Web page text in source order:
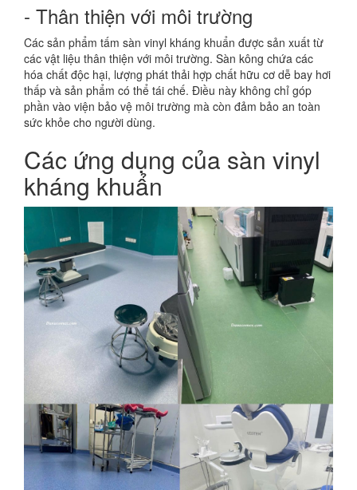
- Thân thiện với môi trường
Các sản phẩm tấm sàn vinyl kháng khuẩn được sản xuất từ
các vật liệu thân thiện với môi trường. Sàn kông chứa các
hóa chất độc hại, lượng phát thải hợp chất hữu cơ dễ bay hơi
thấp và sản phẩm có thể tái chế. Điều này không chỉ góp
phần vào viện bảo vệ môi trường mà còn đảm bảo an toàn
sức khỏe cho người dùng.
Các ứng dụng của sàn vinyl
kháng khuẩn